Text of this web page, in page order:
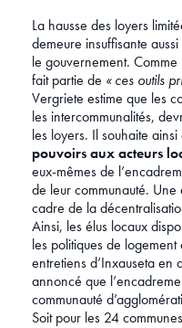
La hausse des loyers
demeure insuffisante
le gouvernement.
fait partie de « ces outils
Vergriete estime que les
les intercommunalités,
les loyers. Il souhaite ainsi
pouvoirs aux acteurs
eux-mêmes de
de leur communauté. Une
cadre de la
Ainsi, les élus locaux
les politiques de
entretiens d’Inxauseta en
annoncé que
communauté
Soit pour les 24